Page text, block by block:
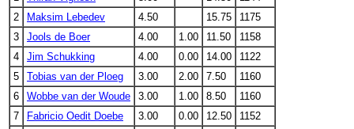
2
Maksim Lebedev 4.50 15.75
1175
3
Jools de Boer 4.00 1.00 11.50
1158
4
Jim Schukking 4.00 0.00 14.00
1122
5
Tobias van der Ploeg 3.00 2.00 7.50
1160
6
Wobbe van der Woude 3.00 1.00 8.50
1160
7
Fabricio Oedit Doebe 3.00 0.00 12.50
1152